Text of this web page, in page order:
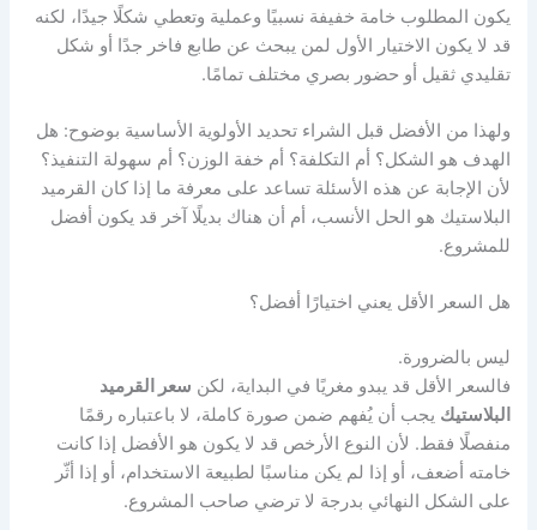
يكون المطلوب خامة خفيفة نسبيًا وعملية وتعطي شكلًا جيدًا، لكنه
قد لا يكون الاختيار الأول لمن يبحث عن طابع فاخر جدًا أو شكل
تقليدي ثقيل أو حضور بصري مختلف تمامًا.
ولهذا من الأفضل قبل الشراء تحديد الأولوية الأساسية بوضوح: هل
الهدف هو الشكل؟ أم التكلفة؟ أم خفة الوزن؟ أم سهولة التنفيذ؟
لأن الإجابة عن هذه الأسئلة تساعد على معرفة ما إذا كان القرميد
البلاستيك هو الحل الأنسب، أم أن هناك بديلًا آخر قد يكون أفضل
للمشروع.
هل السعر الأقل يعني اختيارًا أفضل؟
ليس بالضرورة.
فالسعر الأقل قد يبدو مغريًا في البداية، لكن سعر القرميد
البلاستيك يجب أن يُفهم ضمن صورة كاملة، لا باعتباره رقمًا
منفصلًا فقط. لأن النوع الأرخص قد لا يكون هو الأفضل إذا كانت
خامته أضعف، أو إذا لم يكن مناسبًا لطبيعة الاستخدام، أو إذا أثّر
على الشكل النهائي بدرجة لا ترضي صاحب المشروع.